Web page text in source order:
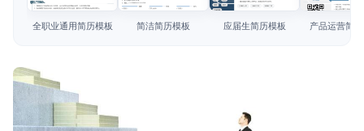
简历教程
全职业通用简历模板 简洁简历模板 应届生简历模板 产品运营简